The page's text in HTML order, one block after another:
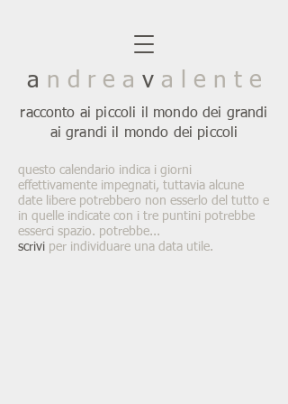
a n d r e a va l e n t e
racconto ai piccoli il mondo dei grandi
ai grandi il mondo dei piccoli
questo calendario indica i giorni
effettivamente impegnati, tuttavia alcune
date libere potrebbero non esserlo del tutto e
in quelle indicate con i tre puntini potrebbe
esserci spazio. potrebbe...
scrivi per individuare una data utile.